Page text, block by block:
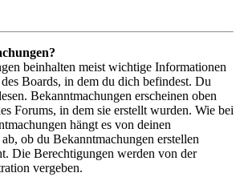
beinhalten meist wichtige Informationen
Boards, in dem du dich befindest. Du
Bekanntmachungen erscheinen oben
Forums, in dem sie erstellt wurden. Wie bei
hängt es von deinen
ob du Bekanntmachungen erstellen
Die Berechtigungen werden von der
vergeben.